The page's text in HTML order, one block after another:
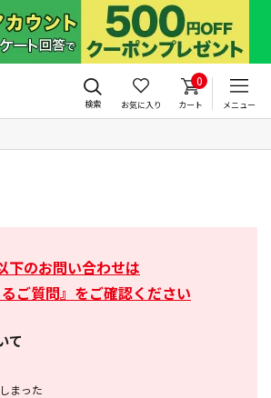
検索 お気に入り
0
カート メニュー
下のお問い合わせは
るご質問』をご確認ください
て
まった